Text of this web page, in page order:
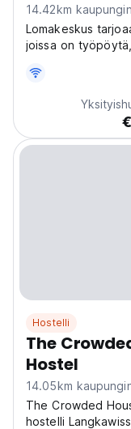
14.42km
Lomakeskus
joissa on
Hostelli
The
Hostel
14.05km
The Crowded
hostelli